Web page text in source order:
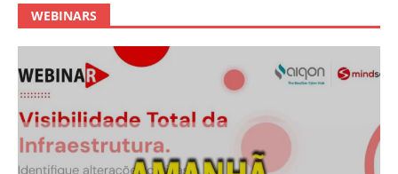
WEBINARS